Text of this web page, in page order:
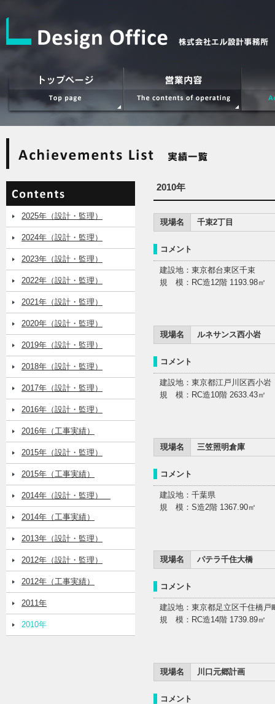
2025年（設計・監理）
2024年（設計・監理）
2023年（設計・監理）
2022年（設計・監理）
2021年（設計・監理）
2020年（設計・監理）
2019年（設計・監理）
2018年（設計・監理）
2017年（設計・監理）
2016年（設計・監理）
2016年（工事実績）
2015年（設計・監理）
2015年（工事実績）
2014年（設計・監理）
2014年（工事実績）
2013年（設計・監理）
2012年（設計・監理）
2012年（工事実績）
2011年
2010年
2010年
現場名 千束2丁目
コメント
建設地：東京都台東区千束
規 模：RC造12階 1193.98㎡
現場名 ルネサンス西小岩
コメント
建設地：東京都江戸川区西小岩
規 模：RC造10階 2633.43㎡
現場名 三笠照明倉庫
コメント
建設地：千葉県
規 模：S造2階 1367.90㎡
現場名 パテラ千住大橋
コメント
建設地：東京都足立区千住橋戸
規 模：RC造14階 1739.89㎡
現場名 川口元郷計画
コメント